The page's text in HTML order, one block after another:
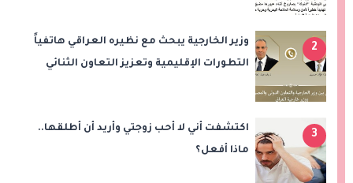
2
وزير الخارجية يبحث مع نظيره العراقي هاتفياً
التطورات الإقليمية وتعزيز التعاون الثنائي
3
اكتشفت أني لا أحب زوجتي وأريد أن أطلقها..
ماذا أفعل؟